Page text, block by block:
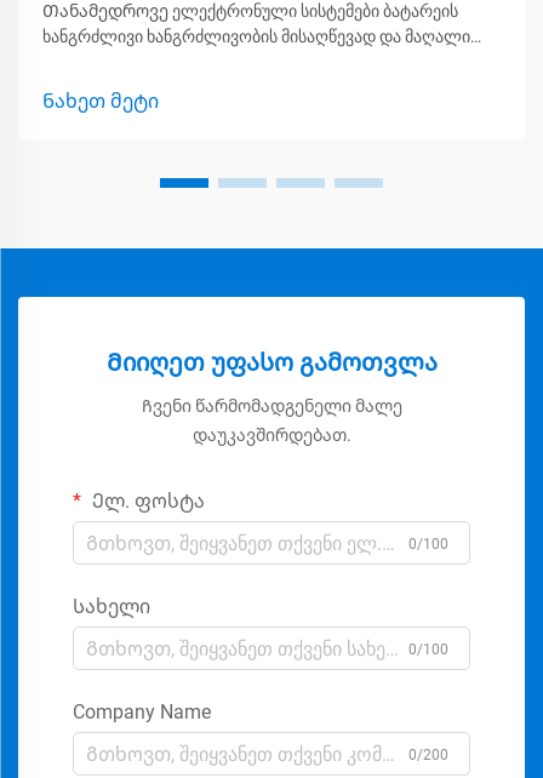
Თანამედროვე ელექტრონული სისტემები ბატარეის
ხანგრძლივი ხანგრძლივობის მისაღწევად და მაღალი
LDO-ებისა და ძაბვის ეტალონების ინტეგრაცია
Ნახეთ მეტი
Მიიღეთ უფასო გამოთვლა
Ჩვენი წარმომადგენელი მალე
დაუკავშირდებათ.
Ელ. ფოსტა
0/100
Სახელი
0/100
Company Name
0/200